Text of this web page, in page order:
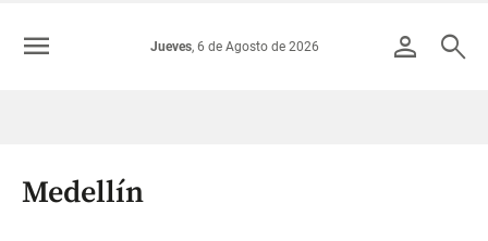
Colombia
person search
Jueves, 6 de Agosto de 2026
menu
Medellín